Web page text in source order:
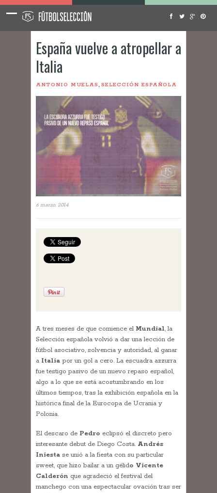
España vuelve a atropellar a
Italia
ANTONIO MUELAS , SELECCIÓN ESPAÑOLA
6 marzo, 2014
A tres meses de que comience el Mundial, la
Selección española volvió a dar una lección de
fútbol asociativo, solvencia y autoridad, al ganar
a Italiapor un gol a cero. La escuadra azzurra
fue testigo pasivo de un nuevo repaso español,
algo a lo que se está acostumbrando en los
últimos tiempos, tras la exhibición española en la
histórica final de la Eurocopa de Ucrania y
Polonia.
El descaro de Pedro eclipsó el discreto pero
interesante debut de Diego Costa. Andrés
Iniesta se unió a la fiesta con su particular
sweet, que hizo bailar a un gélido Vicente
Calderón que agradeció el festival del
manchego con una espectacular ovación tras ser